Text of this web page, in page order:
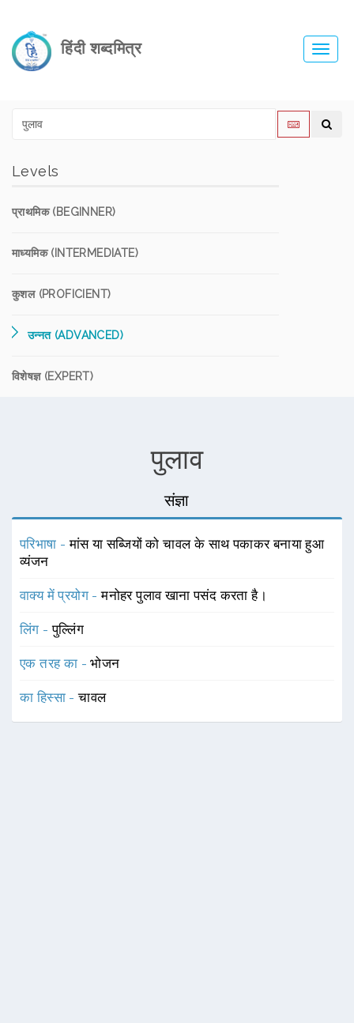
हिंदी शब्दमित्र
Levels
प्राथमिक (BEGINNER)
माध्यमिक (INTERMEDIATE)
कुशल (PROFICIENT)
उन्नत (ADVANCED)
विशेषज्ञ (EXPERT)
पुलाव
संज्ञा
परिभाषा -मांस या सब्जियों को चावल के साथ पकाकर बनाया हुआ
व्यंजन
वाक्य में प्रयोग -मनोहर पुलाव खाना पसंद करता है।
लिंग -पुल्लिंग
एक तरह का -भोजन
का हिस्सा -चावल